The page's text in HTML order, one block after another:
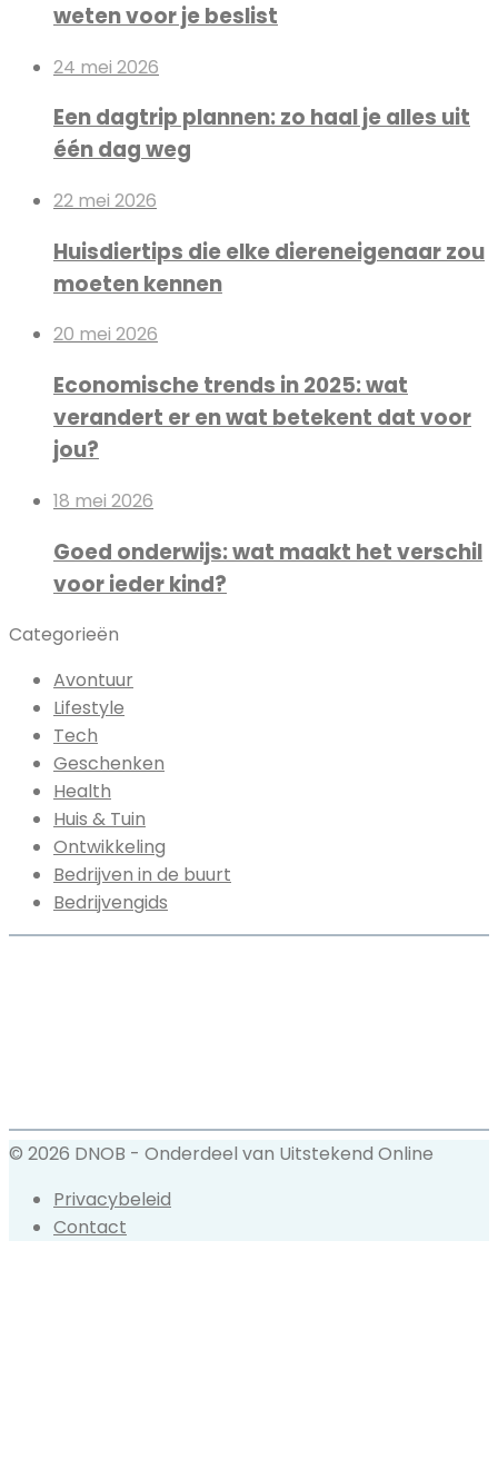
weten voor je beslist
24 mei 2026
Een dagtrip plannen: zo haal je alles uit
één dag weg
22 mei 2026
Huisdiertips die elke diereneigenaar zou
moeten kennen
20 mei 2026
Economische trends in 2025: wat
verandert er en wat betekent dat voor
jou?
18 mei 2026
Goed onderwijs: wat maakt het verschil
voor ieder kind?
Categorieën
Avontuur
Lifestyle
Tech
Geschenken
Health
Huis & Tuin
Ontwikkeling
Bedrijven in de buurt
Bedrijvengids
© 2026 DNOB - Onderdeel van Uitstekend Online
Privacybeleid
Contact